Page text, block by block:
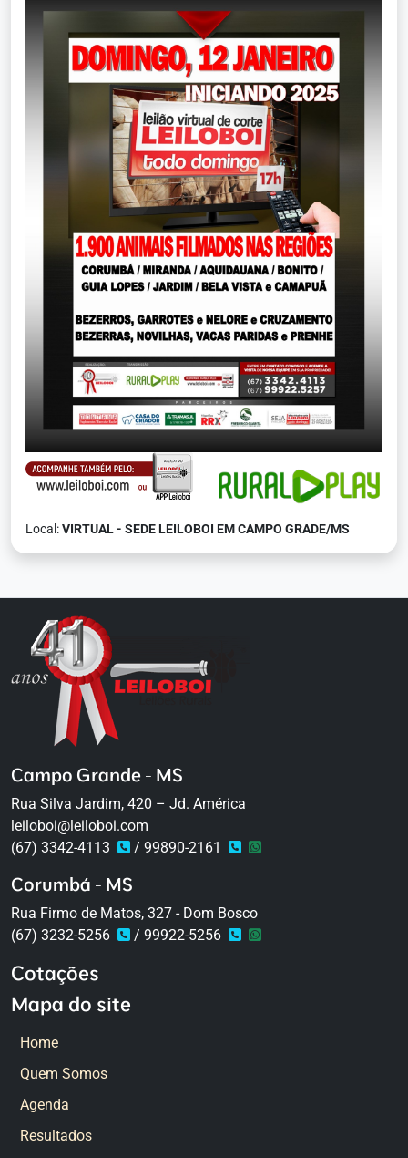
Local:VIRTUAL - SEDE LEILOBOI EM CAMPO GRADE/MS
Campo Grande - MS
Rua Silva Jardim, 420 – Jd. América
leiloboi@leiloboi.com
(67) 3342-4113
/ 99890-2161
Corumbá - MS
Rua Firmo de Matos, 327 - Dom Bosco
(67) 3232-5256
/ 99922-5256
Cotações
Mapa do site
Home
Quem Somos
Agenda
Resultados